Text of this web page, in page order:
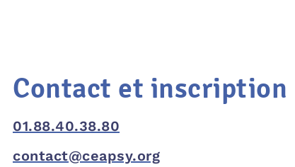
Contact et inscription
01.88.40.38.80
contact@ceapsy.org